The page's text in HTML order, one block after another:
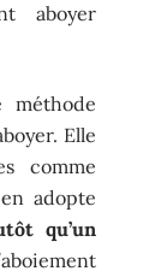
aboyer
méthode
Elle
comme
adopte
qu’un